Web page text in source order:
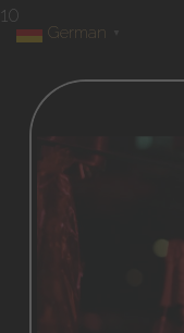
10
German